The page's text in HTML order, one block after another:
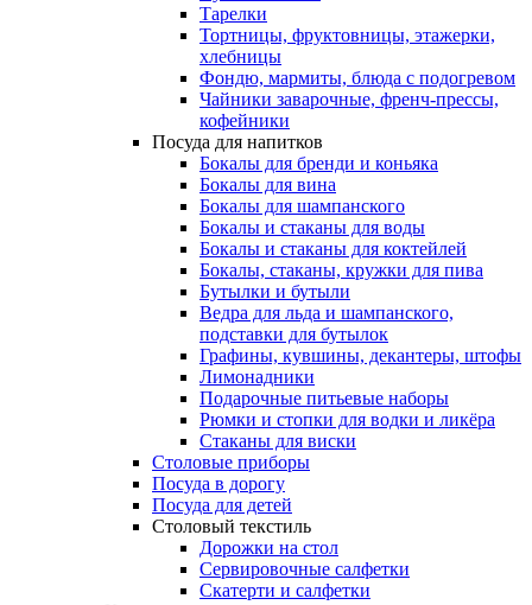
Тарелки
Тортницы, фруктовницы, этажерки,
хлебницы
Фондю, мармиты, блюда с подогревом
Чайники заварочные, френч-прессы,
кофейники
Посуда для напитков
Бокалы для бренди и коньяка
Бокалы для вина
Бокалы для шампанского
Бокалы и стаканы для воды
Бокалы и стаканы для коктейлей
Бокалы, стаканы, кружки для пива
Бутылки и бутыли
Ведра для льда и шампанского,
подставки для бутылок
Графины, кувшины, декантеры, штофы
Лимонадники
Подарочные питьевые наборы
Рюмки и стопки для водки и ликёра
Стаканы для виски
Столовые приборы
Посуда в дорогу
Посуда для детей
Столовый текстиль
Дорожки на стол
Сервировочные салфетки
Скатерти и салфетки